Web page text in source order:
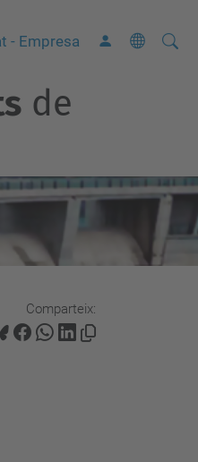
- Empresa Cerca
C
v
a
de
Comparteix: